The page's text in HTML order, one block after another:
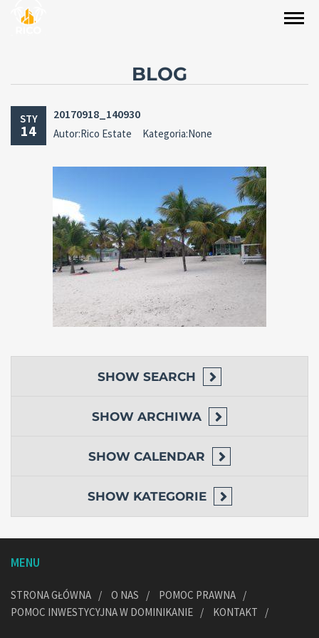
BLOG
STY
14
20170918_140930
Autor:Rico Estate Kategoria:None
SHOW SEARCH
SHOW ARCHIWA
SHOW CALENDAR
SHOW KATEGORIE
MENU
STRONA GŁÓWNA O NAS
POMOC PRAWNA
POMOC INWESTYCYJNA W DOMINIKANIE
KONTAKT